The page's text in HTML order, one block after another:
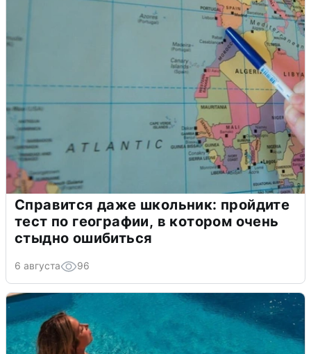
Справится даже школьник: пройдите
тест по географии, в котором очень
стыдно ошибиться
6 августа 96